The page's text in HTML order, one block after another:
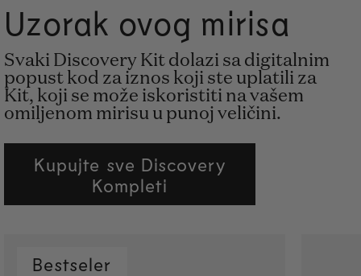
Uzorak ovog mirisa
Svaki Discovery Kit dolazi sa digitalnim
popust kod za iznos koji ste uplatili za
Kit, koji se može iskoristiti na vašem
omiljenom mirisu u punoj veličini.
Kupujte sve Discovery
Kompleti
Bestseler